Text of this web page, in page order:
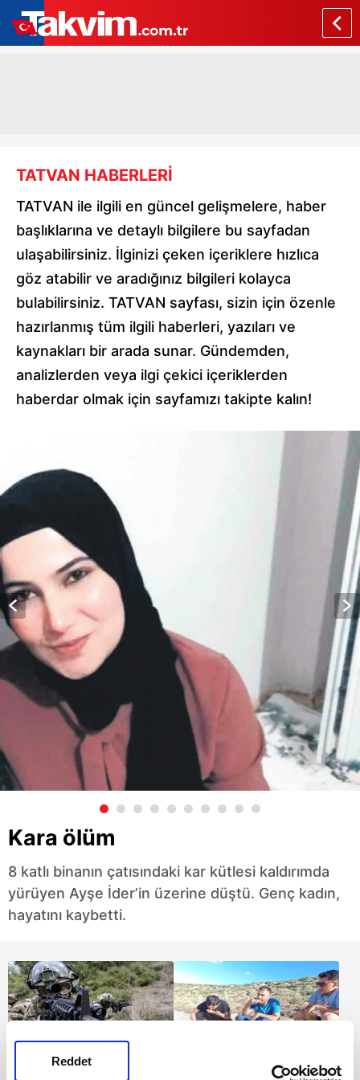
Reddet
TATVAN HABERLERİ
TATVAN ile ilgili en güncel gelişmelere, haber
başlıklarına ve detaylı bilgilere bu sayfadan
ulaşabilirsiniz. İlginizi çeken içeriklere hızlıca
göz atabilir ve aradığınız bilgileri kolayca
bulabilirsiniz. TATVAN sayfası, sizin için özenle
hazırlanmış tüm ilgili haberleri, yazıları ve
kaynakları bir arada sunar. Gündemden,
analizlerden veya ilgi çekici içeriklerden
haberdar olmak için sayfamızı takipte kalın!
Kara ölüm
8 katlı binanın çatısındaki kar kütlesi kaldırımda
yürüyen Ayşe İder’in üzerine düştü. Genç kadın,
hayatını kaybetti.